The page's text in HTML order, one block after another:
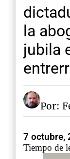
la
jubila
Por:
7 octubre,
Tiempo de